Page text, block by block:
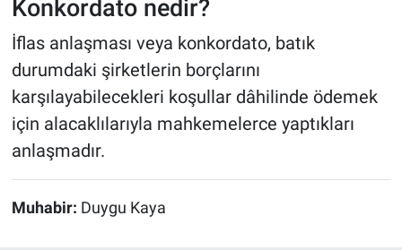
Konkordato nedir?
İflas anlaşması veya konkordato, batık
durumdaki şirketlerin borçlarını
karşılayabilecekleri koşullar dâhilinde ödemek
için alacaklılarıyla mahkemelerce yaptıkları
anlaşmadır.
Muhabir: Duygu Kaya